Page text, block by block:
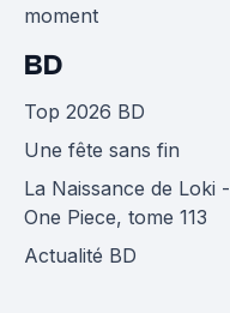
moment
BD
Top 2026 BD
Une fête sans fin
La Naissance de Loki -
One Piece, tome 113
Actualité BD